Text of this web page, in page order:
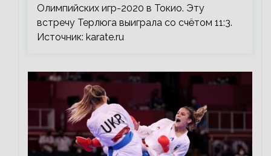
Олимпийских игр-2020 в Токио. Эту
встречу Терлюга выиграла со счётом 11:3.
Источник: karate.ru